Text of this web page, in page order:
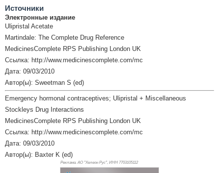
Источники
Электронные издание
Ulipristal Acetate
Martindale: The Complete Drug Reference
MedicinesComplete RPS Publishing London UK
Ссылка: http://www.medicinescomplete.com/mc
Дата: 09/03/2010
Автор(ы): Sweetman S (ed)
Emergency hormonal contraceptives; Ulipristal + Miscellaneous
Stockleys Drug Interactions
MedicinesComplete RPS Publishing London UK
Ссылка: http://www.medicinescomplete.com/mc
Дата: 09/03/2010
Автор(ы): Baxter K (ed)
Реклама. АО "Хелеон Рус", ИНН 7703105112